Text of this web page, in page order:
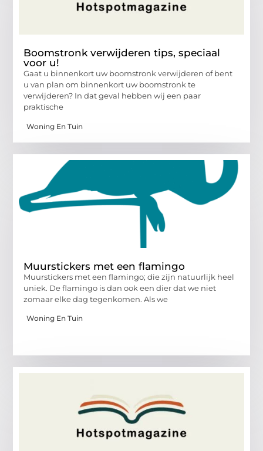
Boomstronk verwijderen tips, speciaal
voor u!
Gaat u binnenkort uw boomstronk verwijderen of bent
u van plan om binnenkort uw boomstronk te
verwijderen? In dat geval hebben wij een paar
praktische
Woning En Tuin
Muurstickers met een flamingo
Muurstickers met een flamingo; die zijn natuurlijk heel
uniek. De flamingo is dan ook een dier dat we niet
zomaar elke dag tegenkomen. Als we
Woning En Tuin